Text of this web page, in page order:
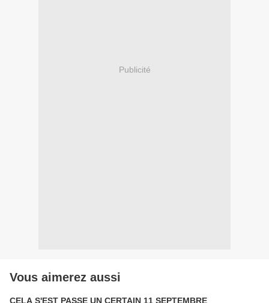
Publicité
Vous aimerez aussi
CELA S'EST PASSE UN CERTAIN 11 SEPTEMBRE